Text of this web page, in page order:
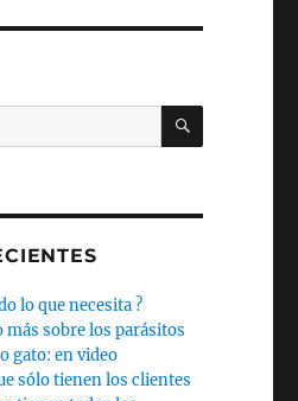
BUSCAR
lo que necesita ?
más sobre los parásitos
gato: en video
sólo tienen los clientes